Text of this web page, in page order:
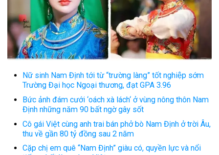
Nữ sinh Nam Định tới từ “trường làng” tốt nghiệp sớm
Trường Đại học Ngoại thương, đạt GPA 3.96
Bức ảnh đám cưới ‘oách xà lách‘ ở vùng nông thôn Nam
Định những năm 90 bất ngờ gây sốt
Cô gái Việt cùng anh trai bán phở bò Nam Định ở trời Âu,
thu về gần 80 tỷ đồng sau 2 năm
Cặp chị em quê “Nam Định” giàu có, quyền lực và nổi